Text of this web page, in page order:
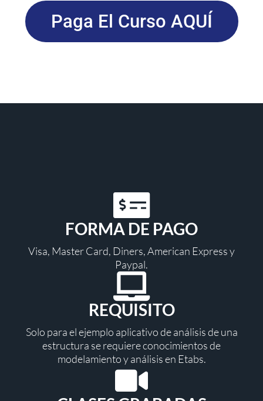
Paga El Curso AQUÍ
FORMA DE PAGO
Visa, Master Card, Diners, American Express y
Paypal.
REQUISITO
Solo para el ejemplo aplicativo de análisis de una
estructura se requiere conocimientos de
modelamiento y análisis en Etabs.